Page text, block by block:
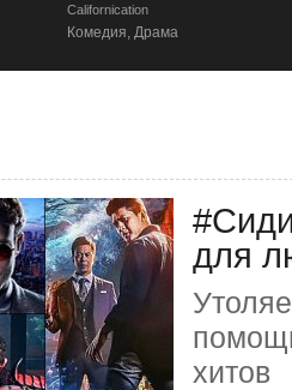
Californication
Комедия, Драма
для
хитов